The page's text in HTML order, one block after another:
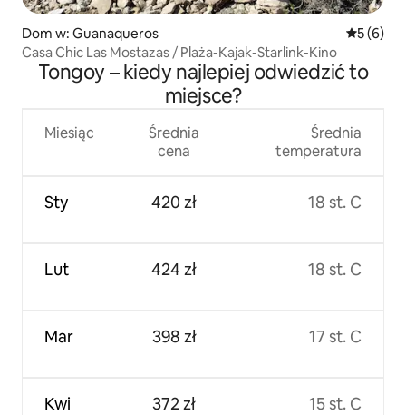
Dom w: Guanaqueros Średnia
5 (6)
Casa Chic Las Mostazas / Plaża-Kajak-Starlink-Kino
Tongoy – kiedy najlepiej odwiedzić to
miejsce?
Miesiąc
Sty
Lut
Mar
Kwi
Średnia
cena
420 zł
424 zł
398 zł
372 zł
Średnia
temperatura
18 st. C
18 st. C
17 st. C
15 st. C